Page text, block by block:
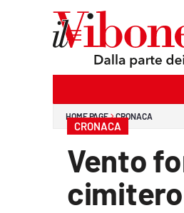
HOME PAGE CRONACA
CRONACA
Vento
cimitero